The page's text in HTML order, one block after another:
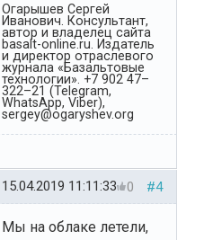
Огарышев Сергей
Иванович. Консультант,
автор и владелец сайта
basalt-online.ru. Издатель
и директор отраслевого
журнала «Базальтовые
технологии». +7 902 47–
322–21 (Telegram,
WhatsApp, Viber),
sergey@ogaryshev.org
#4
0
15.04.2019 11:11:33
Мы на облаке летели,